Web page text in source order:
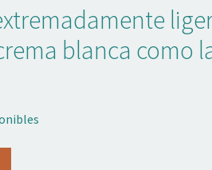
blanca como